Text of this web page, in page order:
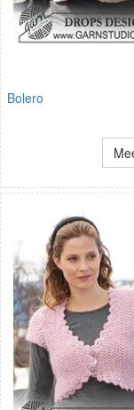
Bolero